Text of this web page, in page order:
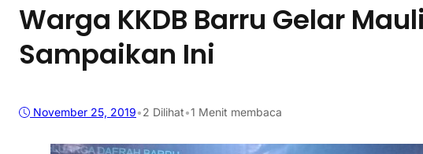
Warga KKDB Barru Gelar
Sampaikan Ini
November 25, 2019•2 Dilihat•1 Menit membaca